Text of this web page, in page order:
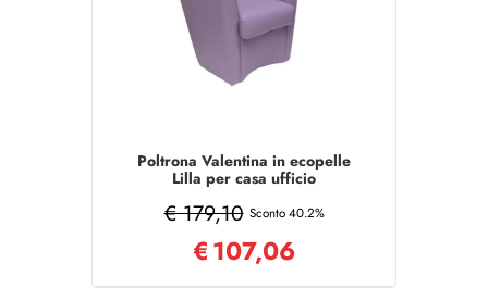
Poltrona Valentina in ecopelle
Lilla per casa ufficio
€ 179,10 Sconto 40.2%
€107,06